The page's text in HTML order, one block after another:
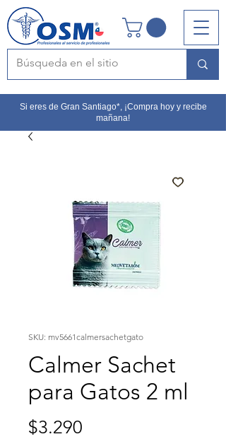
Si eres de Gran Santiago*, ¡Compra hoy y recibe
mañana!
SKU: mv5661calmersachetgato
Calmer Sachet
para Gatos 2 ml
$3.290